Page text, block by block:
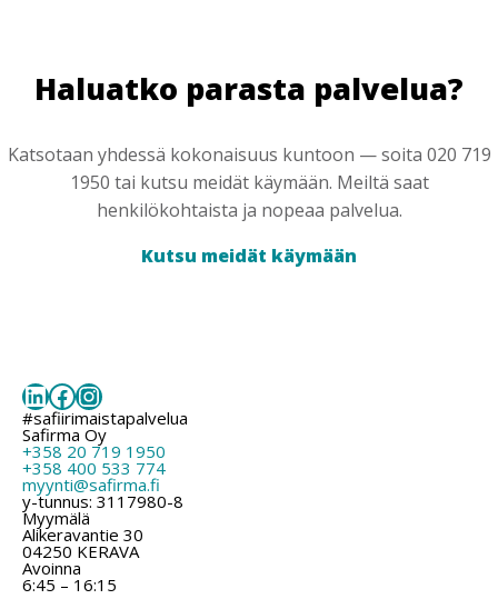
Haluatko parasta palvelua?
Katsotaan yhdessä kokonaisuus kuntoon — soita 020 719
1950 tai kutsu meidät käymään. Meiltä saat
henkilökohtaista ja nopeaa palvelua.
Kutsu meidät käymään
LinkedIn
Facebook
Instagram
#safiirimaistapalvelua
Safirma Oy
+358 20 719 1950
+358 400 533 774
myynti@safirma.fi
y-tunnus: 3117980-8
Myymälä
Alikeravantie 30
04250 KERAVA
Avoinna
6:45 – 16:15